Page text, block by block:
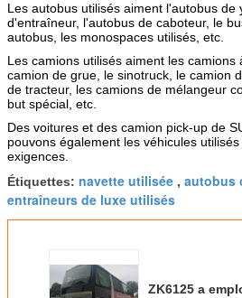
Les autobus utilisés aiment l'autobus de
d'entraîneur, l'autobus de caboteur, le
autobus, les monospaces utilisés, etc.
Les camions utilisés aiment les camions
camion de grue, le sinotruck, le camion
de tracteur, les camions de mélangeur
but spécial, etc.
Des voitures et des camion pick-up de
pouvons également les véhicules
exigences.
Étiquettes: navette utilisée , autobus
entraîneurs de luxe utilisés
ZK6125 a